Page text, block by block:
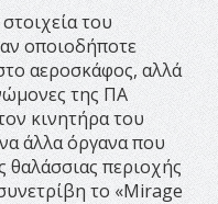
του
οποιοδήποτε
αεροσκάφος, αλλά
της ΠΑ
κινητήρα του
άλλα όργανα που
θαλάσσιας περιοχής
το «Mirage